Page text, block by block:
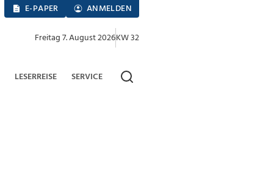
E-PAPER ANMELDEN
Freitag 7. August 2026KW 32
LESERREISE SERVICE